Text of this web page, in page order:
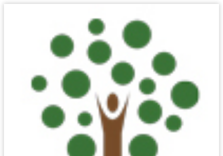
ΟΙ 7 ΒΑΣΙΚΈΣ
ΈΝΝΟΙΕΣ:
ΑΣΦΑΛΊΖΟΜΑΙ